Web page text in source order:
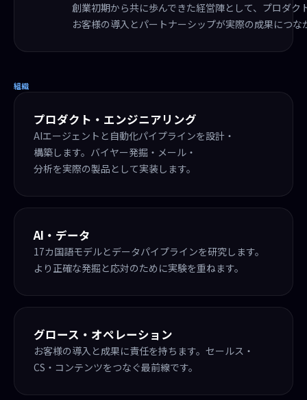
創業初期から共に歩んできた経営陣として、プロダク
お客様の導入とパートナーシップが実際の成果につ
組織
プロダクト・エンジニアリング
AIエージェントと自動化パイプラインを設計・
構築します。バイヤー発掘・メール・
分析を実際の製品として実装します。
AI・データ
17カ国語モデルとデータパイプラインを研究します。
より正確な発掘と応対のために実験を重ねます。
グロース・オペレーション
お客様の導入と成果に責任を持ちます。セールス・
CS・コンテンツをつなぐ最前線です。